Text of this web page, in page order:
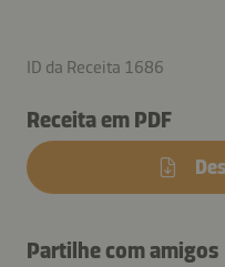
ID da Receita 1686
Receita em PDF
Partilhe com amigos